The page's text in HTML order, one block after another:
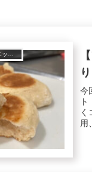
今
く
用